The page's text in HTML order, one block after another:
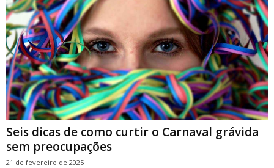
Seis dicas de como curtir o Carnaval grávida
sem preocupações
21 de fevereiro de 2025